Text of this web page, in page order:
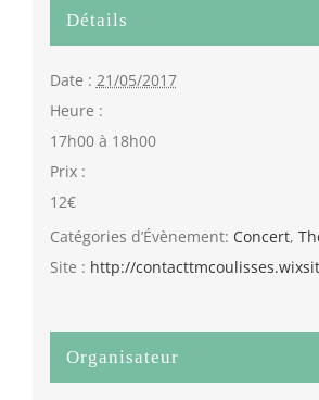
Détails
Date : 21/05/2017
Heure :
17h00 à 18h00
Prix :
12€
Catégories d’Évènement: Concert,
Site : http://
Organisateur